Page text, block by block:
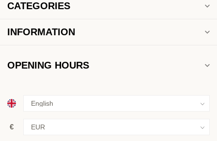
CATEGORIES
INFORMATION
OPENING HOURS
€